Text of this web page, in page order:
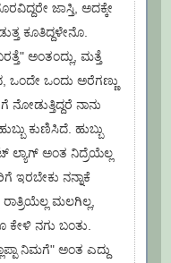
ಜಾಸ್ತಿ, ಅದಕ್ಕೇ
ಕೂತಿದ್ದಳೇನೊ.
ಅಂತಂದ್ಲು, ಮತ್ತೆ
ಒಂದೇ ಒಂದು ಅರೆಗಣ್ಣು
ನೋಡುತ್ತಿದ್ದರೆ ನಾನು
ಕುಣಿಸಿದೆ. ಹುಬ್ಬು
ಲ್ಯಾಗ್ ಅಂತ ನಿದ್ರೆಯೆಲ್ಲ
ಇರಬೇಕು ನನ್ನಾಕೆ
ಮಲಗಿಲ್ಲ,
ನಗು ಬಂತು.
ನಿಮಗೆ" ಅಂತ ಎದ್ದು